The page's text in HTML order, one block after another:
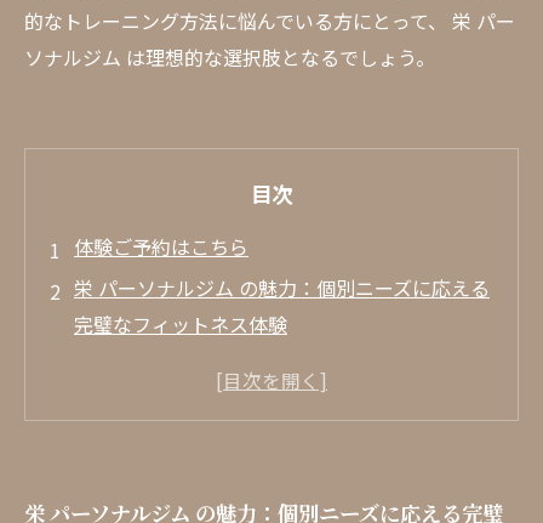
的なトレーニング方法に悩んでいる方にとって、 栄 パー
ソナルジム は理想的な選択肢となるでしょう。
目次
体験ご予約はこちら
栄 パーソナルジム の魅力：個別ニーズに応える
完璧なフィットネス体験
少人数制トレーニングの利点：マンツーマンサ
ポートで目標達成へ
栄 パーソナルジム の魅力：個別ニーズに応える完璧